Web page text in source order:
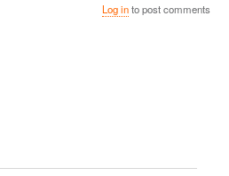
Log into post comments